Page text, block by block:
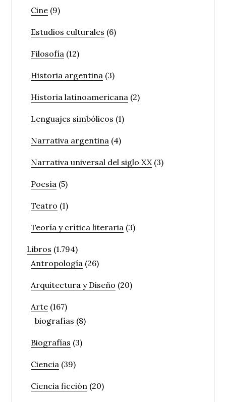
Cine (9)
Estudios culturales (6)
Filosofía (12)
Historia argentina (3)
Historia latinoamericana (2)
Lenguajes simbólicos (1)
Narrativa argentina (4)
Narrativa universal del siglo XX(3)
Poesía (5)
Teatro (1)
Teoría y crítica literaria (3)
Libros (1.794)
Antropología (26)
Arquitectura y Diseño (20)
Arte (167)
biografías (8)
Biografías (3)
Ciencia (39)
Ciencia ficción (20)